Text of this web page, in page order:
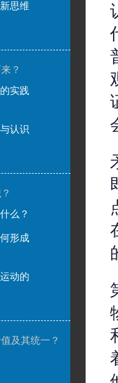
思维
？
实践
认识
么？
形成
动的
及其统一？